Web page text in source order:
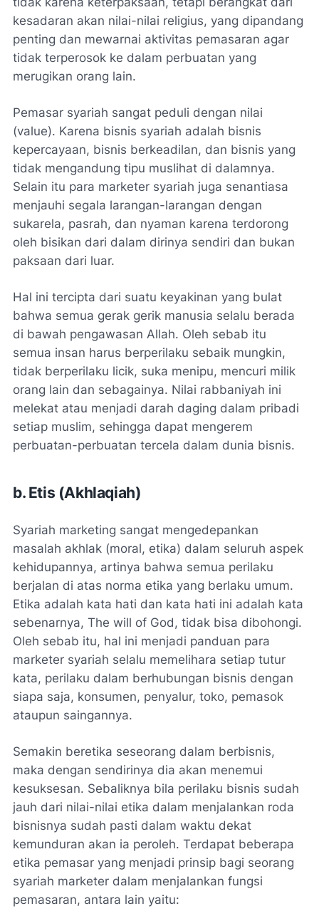
kesadaran akan nilai-nilai religius, yang dipandang
penting dan mewarnai aktivitas pemasaran agar
tidak terperosok ke dalam perbuatan yang
merugikan orang lain.
Pemasar syariah sangat peduli dengan nilai
(value). Karena bisnis syariah adalah bisnis
kepercayaan, bisnis berkeadilan, dan bisnis yang
tidak mengandung tipu muslihat di dalamnya.
Selain itu para marketer syariah juga senantiasa
menjauhi segala larangan-larangan dengan
sukarela, pasrah, dan nyaman karena terdorong
oleh bisikan dari dalam dirinya sendiri dan bukan
paksaan dari luar.
Hal ini tercipta dari suatu keyakinan yang bulat
bahwa semua gerak gerik manusia selalu berada
di bawah pengawasan Allah. Oleh sebab itu
semua insan harus berperilaku sebaik mungkin,
tidak berperilaku licik, suka menipu, mencuri milik
orang lain dan sebagainya. Nilai rabbaniyah ini
melekat atau menjadi darah daging dalam pribadi
setiap muslim, sehingga dapat mengerem
perbuatan-perbuatan tercela dalam dunia bisnis.
b. Etis (Akhlaqiah)
Syariah marketing sangat mengedepankan
masalah akhlak (moral, etika) dalam seluruh aspek
kehidupannya, artinya bahwa semua perilaku
berjalan di atas norma etika yang berlaku umum.
Etika adalah kata hati dan kata hati ini adalah kata
sebenarnya, The will of God, tidak bisa dibohongi.
Oleh sebab itu, hal ini menjadi panduan para
marketer syariah selalu memelihara setiap tutur
kata, perilaku dalam berhubungan bisnis dengan
siapa saja, konsumen, penyalur, toko, pemasok
ataupun saingannya.
Semakin beretika seseorang dalam berbisnis,
maka dengan sendirinya dia akan menemui
kesuksesan. Sebaliknya bila perilaku bisnis sudah
jauh dari nilai-nilai etika dalam menjalankan roda
bisnisnya sudah pasti dalam waktu dekat
kemunduran akan ia peroleh. Terdapat beberapa
etika pemasar yang menjadi prinsip bagi seorang
syariah marketer dalam menjalankan fungsi
pemasaran, antara lain yaitu: